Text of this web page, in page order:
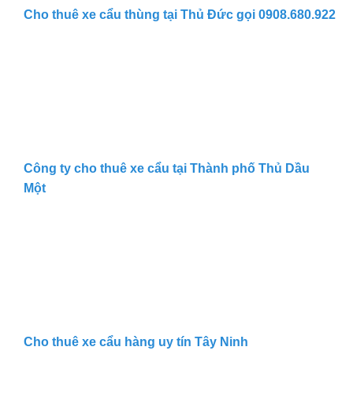
Cho thuê xe cẩu thùng tại Thủ Đức gọi 0908.680.922
Công ty cho thuê xe cẩu tại Thành phố Thủ Dầu
Một
Cho thuê xe cẩu hàng uy tín Tây Ninh